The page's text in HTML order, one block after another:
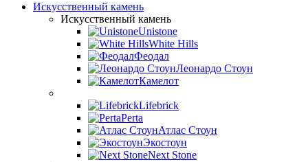
Искусственный камень
Искусственный камень
Unistone
White Hills
Феодал
Леонардо Стоун
Камелот
Lifebrick
Perta
Атлас Стоун
Экостоун
Next Stone